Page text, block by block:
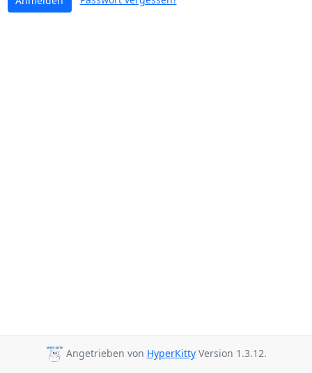
Angetrieben von HyperKittyVersion 1.3.12.